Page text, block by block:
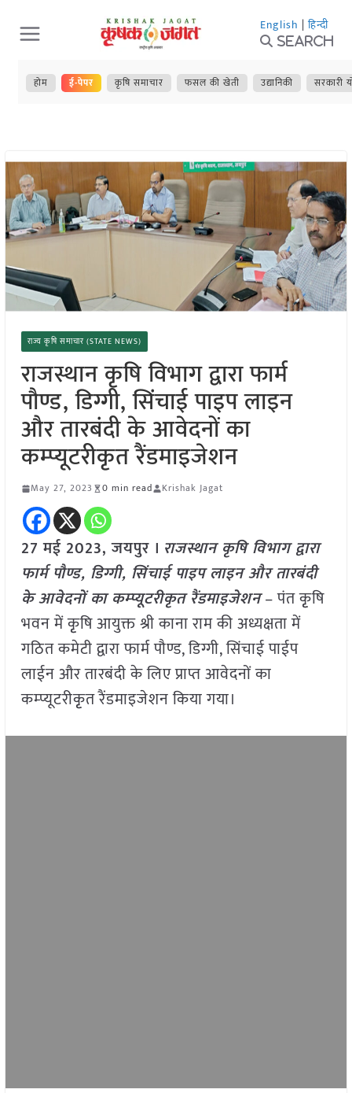
Skip
to
content
English | हिन्दी
Search
होम ई-पेपर कृषि समाचार फसल की खेती उद्यानिकी सरकारी
राज्य कृषि समाचार (STATE NEWS)
राजस्थान कृषि विभाग द्वारा फार्म
पौण्ड, डिग्गी, सिंचाई पाइप लाइन
और तारबंदी के आवेदनों का
कम्प्यूटरीकृत रैंडमाइजेशन
May 27, 2023 0 min read Krishak Jagat
27 मई 2023, जयपुर । राजस्थान कृषि विभाग द्वारा
फार्म पौण्ड, डिग्गी, सिंचाई पाइप लाइन और तारबंदी
के आवेदनों का कम्प्यूटरीकृत रैंडमाइजेशन– पंत कृृषि
भवन में कृृषि आयुक्त श्री काना राम की अध्यक्षता में
गठित कमेटी द्वारा फार्म पौण्ड, डिग्गी, सिंचाई पाईप
लाईन और तारबंदी के लिए प्राप्त आवेदनों का
कम्प्यूटरीकृृत रैंडमाइजेशन किया गया।